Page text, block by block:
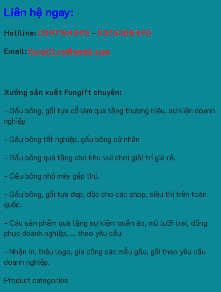
Liên hệ ngay:
Hotiline: 0397184595 - 0376288492
Email: Fungift.vn@gmail.com
Xưởng sản xuất Fungift chuyên:
- Gấu bông, gối tựa cổ làm quà tặng thương hiệu, sự kiện doanh
nghiệp
- Gấu bông tốt nghiệp, gấu bông cử nhân
- Gấu bông quà tặng cho khu vui chơi giải trí giá rẻ.
- Gấu bông nhỏ máy gấp thú.
- Gấu bông, gối tựa đẹp, độc cho các shop, siêu thị trên toàn
quốc.
- Các sản phẩm quà tặng sự kiện: quần áo, mũ lưỡi trai, đồng
phục doanh nghiệp, ... theo yêu cầu
- Nhận in, thêu logo, gia công các mẫu gấu, gối theo yêu cầu
doanh nghiệp.
Product categories